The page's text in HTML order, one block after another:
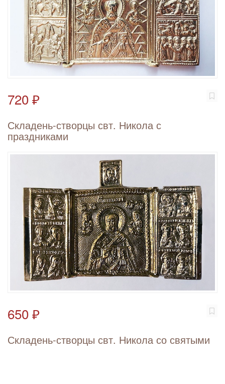
720 ₽
Складень-створцы свт. Никола с
праздниками
650 ₽
Складень-створцы свт. Никола со святыми